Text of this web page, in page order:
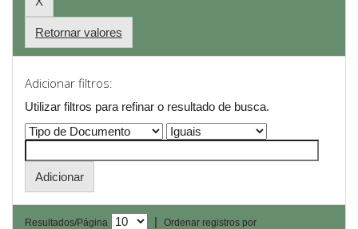
Retornar valores
Adicionar filtros:
Utilizar filtros para refinar o resultado de busca.
Resultados/Página |
Ordenar registros por